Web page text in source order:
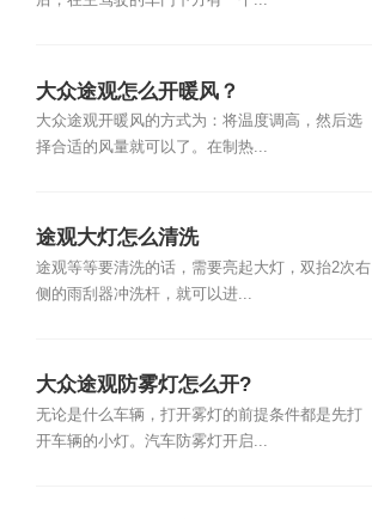
大众途观怎么开暖风？
大众途观开暖风的方式为：将温度调高，然后选
择合适的风量就可以了。在制热...
途观大灯怎么清洗
途观等等要清洗的话，需要亮起大灯，双抬2次右
侧的雨刮器冲洗杆，就可以进...
大众途观防雾灯怎么开?
无论是什么车辆，打开雾灯的前提条件都是先打
开车辆的小灯。汽车防雾灯开启...